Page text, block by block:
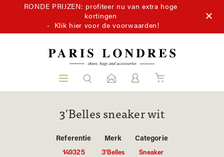
RONDE PRIJZEN: profiteer nu van extra hoge
kortingen
- Klik hier voor de voorwaarden!
3'Belles sneaker wit
Referentie
149325
Merk
3'Belles
Categorie
Sneaker